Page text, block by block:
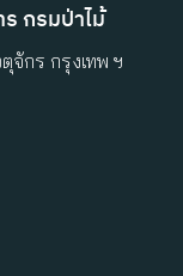
กรมป่าไม้
จักร กรุงเทพ ฯ